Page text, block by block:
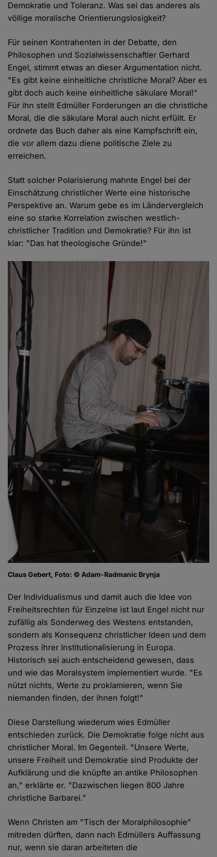
Demokratie und Toleranz. Was sei das anderes als
völlige moralische Orientierungslosigkeit?
Für seinen Kontrahenten in der Debatte, den
Philosophen und Sozialwissenschaftler Gerhard
Engel, stimmt etwas an dieser Argumentation nicht.
"Es gibt keine einheitliche christliche Moral? Aber es
gibt doch auch keine einheitliche säkulare Moral!"
Für ihn stellt Edmüller Forderungen an die christliche
Moral, die die säkulare Moral auch nicht erfüllt. Er
ordnete das Buch daher als eine Kampfschrift ein,
die vor allem dazu diene politische Ziele zu
erreichen.
Statt solcher Polarisierung mahnte Engel bei der
Einschätzung christlicher Werte eine historische
Perspektive an. Warum gebe es im Ländervergleich
eine so starke Korrelation zwischen westlich-
christlicher Tradition und Demokratie? Für ihn ist
klar: "Das hat theologische Gründe!"
Claus Gebert, Foto: © Adam-Radmanic Brynja
Der Individualismus und damit auch die Idee von
Freiheitsrechten für Einzelne ist laut Engel nicht nur
zufällig als Sonderweg des Westens entstanden,
sondern als Konsequenz christlicher Ideen und dem
Prozess ihrer Institutionalisierung in Europa.
Historisch sei auch entscheidend gewesen, dass
und wie das Moralsystem implementiert wurde. "Es
nützt nichts, Werte zu proklamieren, wenn Sie
niemanden finden, der ihnen folgt!"
Diese Darstellung wiederum wies Edmüller
entschieden zurück. Die Demokratie folge nicht aus
christlicher Moral. Im Gegenteil. "Unsere Werte,
unsere Freiheit und Demokratie sind Produkte der
Aufklärung und die knüpfte an antike Philosophen
an," erklärte er. "Dazwischen liegen 800 Jahre
christliche Barbarei."
Wenn Christen am "Tisch der Moralphilosophie"
mitreden dürften, dann nach Edmüllers Auffassung
nur, wenn sie daran arbeiteten die